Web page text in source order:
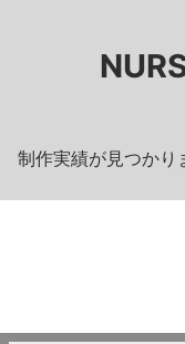
制作実績が見つかり